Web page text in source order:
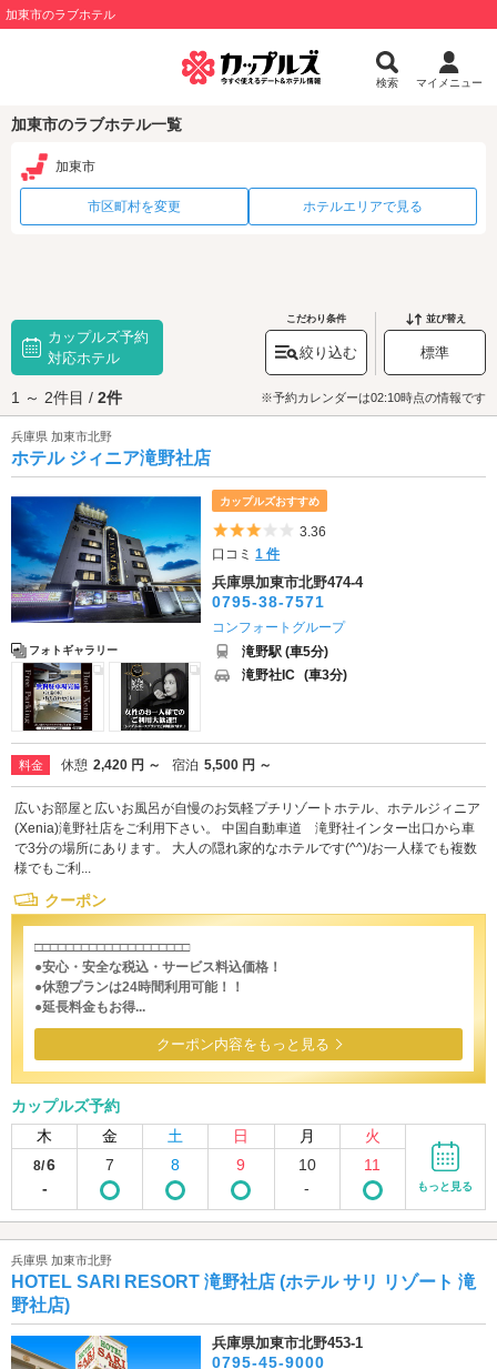
加東市のラブホテル
検索 マイメニュー
加東市のラブホテル一覧
加東市
市区町村を変更 ホテルエリアで見る
カップルズ予約
対応ホテル
こだわり条件
絞り込む
並び替え
標準
1 ～ 2件目 / 2件 ※予約カレンダーは02:10時点の情報です
兵庫県 加東市北野
ホテル ジィニア滝野社店
フォトギャラリー
カップルズおすすめ
5つ星のうち3
3.36
口コミ1 件
兵庫県加東市北野474-4
0795-38-7571
コンフォートグループ
滝野駅 (車5分)
滝野社IC (車3分)
料金 休憩 2,420 円 ～ 宿泊 5,500 円 ～
広いお部屋と広いお風呂が自慢のお気軽プチリゾートホテル、ホテルジィニア
(Xenia)滝野社店をご利用下さい。 中国自動車道 滝野社インター出口から車
で3分の場所にあります。 大人の隠れ家的なホテルです(^^)/お一人様でも複数
様でもご利...
クーポン
□□□□□□□□□□□□□□□□□□□□
●安心・安全な税込・サービス料込価格！
●休憩プランは24時間利用可能！！
●延長料金もお得...
クーポン内容をもっと見る
カップルズ予約
木
金 土 日 月 火
8/6
-
7 8 9
10
-
11
もっと見る
兵庫県 加東市北野
HOTEL SARI RESORT 滝野社店 (ホテル サリ リゾート 滝
野社店)
兵庫県加東市北野453-1
0795-45-9000